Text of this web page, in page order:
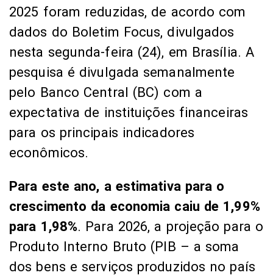
2025 foram reduzidas, de acordo com
dados do Boletim Focus, divulgados
nesta segunda-feira (24), em Brasília. A
pesquisa é divulgada semanalmente
pelo Banco Central (BC) com a
expectativa de instituições financeiras
para os principais indicadores
econômicos.
Para este ano, a estimativa para o
crescimento da economia caiu de 1,99%
para 1,98%. Para 2026, a projeção para o
Produto Interno Bruto (PIB – a soma
dos bens e serviços produzidos no país